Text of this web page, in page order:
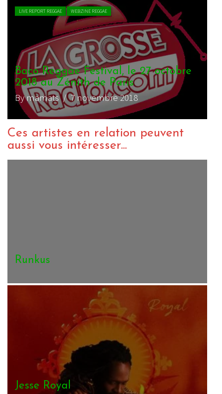
LIVE REPORT REGGAE WEBZINE REGGAE
Baco Reggae Festival, le 27 octobre
2018 au Zénith de Paris
By mamats/ 7 novembre 2018
Ces artistes en relation peuvent
aussi vous intéresser...
Runkus
Jesse Royal